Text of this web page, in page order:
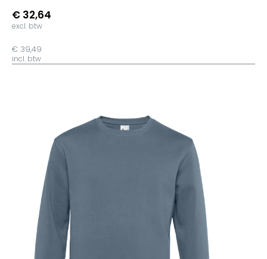
€ 32,64
excl. btw
€ 39,49
incl. btw